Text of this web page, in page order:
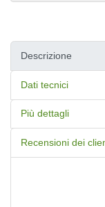
Descrizione
Dati tecnici
Più dettagli
Recensioni dei